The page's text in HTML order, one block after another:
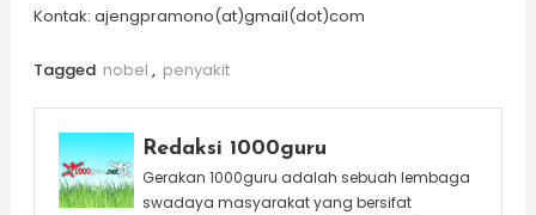
Kontak: ajengpramono(at)gmail(dot)com
Tagged nobel , penyakit
Redaksi 1000guru
Gerakan 1000guru adalah sebuah lembaga
swadaya masyarakat yang bersifat